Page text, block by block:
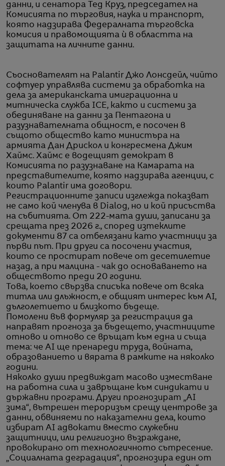
данни, и сенатора Тед Круз, председател на
Комисията по търговия, наука и транспорт,
която надзирава Федералната търговска
комисия и правомощията ѝ в областта на
защитата на личните данни.
Съоснователят на Palantir Джо Лонсдейл, чийто
софтуер управлява системи за обработка на
дела за американската имиграционна и
митническа служба ICE, както и системи за
обединяване на данни за Пентагона и
разузнавателната общност, е посочен в
същото общество като министъра на
армията Дан Дрискол и конгресмена Джим
Хаймс. Хаймс е водещият демократ в
Комисията по разузнаване на Камарата на
представителите, която надзирава агенции, с
които Palantir има договори.
Регистрационните записи изглежда показват
не само кой членува в Dialog, но и кой присъства
на събитията. От 222-мата души, записани за
срещата през 2026 г., според изтеклите
документи 87 са отбелязани като участници за
първи път. При други са посочени участия,
които се простират повече от десетилетие
назад, а при малцина - чак до основаването на
обществото преди 20 години.
Това, което свързва списъка повече от всяка
титла или длъжност, е общият интерес към AI,
дълголетието и близкото бъдеще.
Помолени във формуляр за регистрация да
направят прогноза за бъдещето, участниците
отново и отново се връщат към една и съща
тема: че AI ще пренареди труда, войната,
образованието и вярата в рамките на няколко
години.
Няколко души предвиждат масово изместване
на работна сила и завръщане към синдикати и
държавни програми. Други прогнозират „AI
зима“, вътрешен тероризъм срещу центрове за
данни, обвиняеми по наказателни дела, които
избират AI адвокати вместо служебни
защитници, или религиозно възраждане,
провокирано от технологичното сътресение.
„Социалната деградация“, прогнозира един от